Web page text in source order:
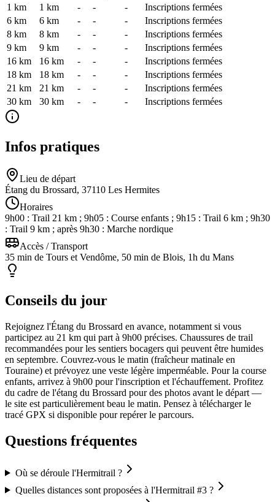
1 km
1 km - - -
Inscriptions fermées
6 km
6 km - - -
Inscriptions fermées
8 km
8 km - - -
Inscriptions fermées
9 km
9 km - - -
Inscriptions fermées
16 km
16 km - - -
Inscriptions fermées
18 km
18 km - - -
Inscriptions fermées
21 km
21 km - - -
Inscriptions fermées
30 km
30 km - - - Inscriptions fermées
Infos pratiques
Lieu de départ
Étang du Brossard, 37110 Les Hermites
Horaires
9h00 : Trail 21 km ; 9h05 : Course enfants ; 9h15 : Trail 6 km ; 9h30
: Trail 9 km ; après 9h30 : Marche nordique
Accès / Transport
35 min de Tours et Vendôme, 50 min de Blois, 1h du Mans
Conseils du jour
Rejoignez l'Étang du Brossard en avance, notamment si vous
participez au 21 km qui part à 9h00 précises. Chaussures de trail
recommandées pour les sentiers bocagers qui peuvent être humides
en septembre. Couvrez-vous le matin (fraîcheur matinale en
Touraine) et prévoyez une veste légère imperméable. Pour la course
enfants, arrivez à 9h00 pour l'inscription et l'échauffement. Profitez
du cadre de l'étang du Brossard pour des photos avant le départ —
le site est particulièrement beau le matin. Pensez à télécharger le
tracé GPX si disponible pour repérer le parcours.
Questions fréquentes
Où se déroule l'Hermitrail ?
Quelles distances sont proposées à l'Hermitrail #3 ?